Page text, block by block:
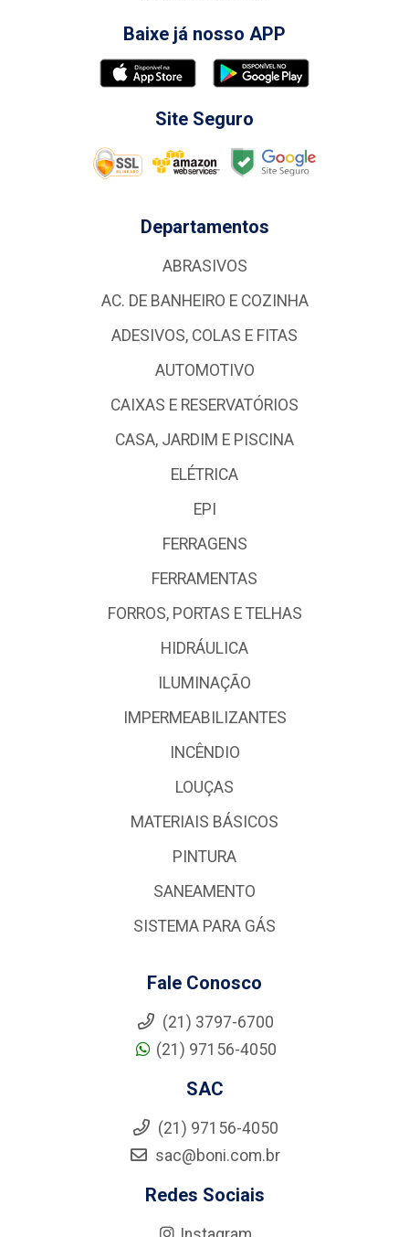
Baixe já nosso APP
Site Seguro
Departamentos
ABRASIVOS
AC. DE BANHEIRO E COZINHA
ADESIVOS, COLAS E FITAS
AUTOMOTIVO
CAIXAS E RESERVATÓRIOS
CASA, JARDIM E PISCINA
ELÉTRICA
EPI
FERRAGENS
FERRAMENTAS
FORROS, PORTAS E TELHAS
HIDRÁULICA
ILUMINAÇÃO
IMPERMEABILIZANTES
INCÊNDIO
LOUÇAS
MATERIAIS BÁSICOS
PINTURA
SANEAMENTO
SISTEMA PARA GÁS
Fale Conosco
(21) 3797-6700
(21) 97156-4050
SAC
(21) 97156-4050
sac@boni.com.br
Redes Sociais